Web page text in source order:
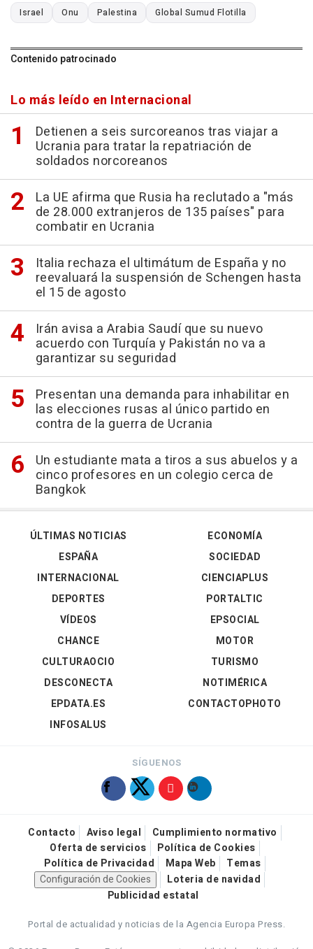
Israel Onu Palestina Global Sumud Flotilla
Contenido patrocinado
Lo más leído en Internacional
Detienen a seis surcoreanos tras viajar a
Ucrania para tratar la repatriación de
soldados norcoreanos
La UE afirma que Rusia ha reclutado a "más
de 28.000 extranjeros de 135 países" para
combatir en Ucrania
Italia rechaza el ultimátum de España y no
reevaluará la suspensión de Schengen hasta
el 15 de agosto
Irán avisa a Arabia Saudí que su nuevo
acuerdo con Turquía y Pakistán no va a
garantizar su seguridad
Presentan una demanda para inhabilitar en
las elecciones rusas al único partido en
contra de la guerra de Ucrania
Un estudiante mata a tiros a sus abuelos y a
cinco profesores en un colegio cerca de
Bangkok
ÚLTIMAS NOTICIAS
ESPAÑA
INTERNACIONAL
DEPORTES
VÍDEOS
ECONOMÍA
SOCIEDAD
CIENCIAPLUS
PORTALTIC
EPSOCIAL
CHANCE
CULTURAOCIO
DESCONECTA
EPDATA.ES
INFOSALUS
MOTOR
TURISMO
NOTIMÉRICA
CONTACTOPHOTO
SÍGUENOS
Contacto Aviso legal
Cumplimiento normativo
Oferta de servicios
Política de Cookies
Política de Privacidad
Mapa Web
Temas
Configuración de Cookies
Loteria de navidad
Publicidad estatal
Portal de actualidad y noticias de la Agencia Europa Press.